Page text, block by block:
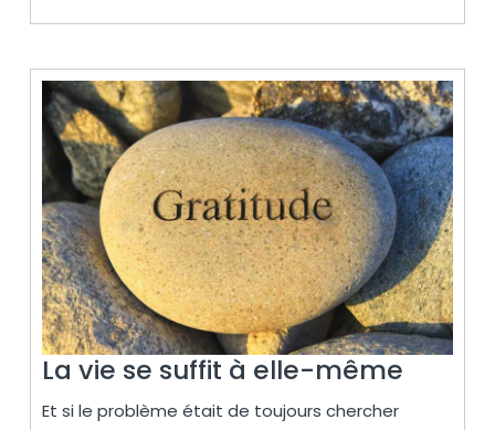
La vie se suffit à elle-même
Et si le problème était de toujours chercher